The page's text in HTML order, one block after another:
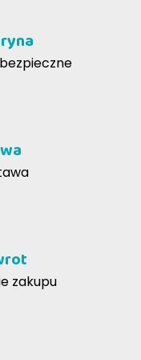
Nutrigenomiki
Prolife
mięsa
05-06-2020
zakupu